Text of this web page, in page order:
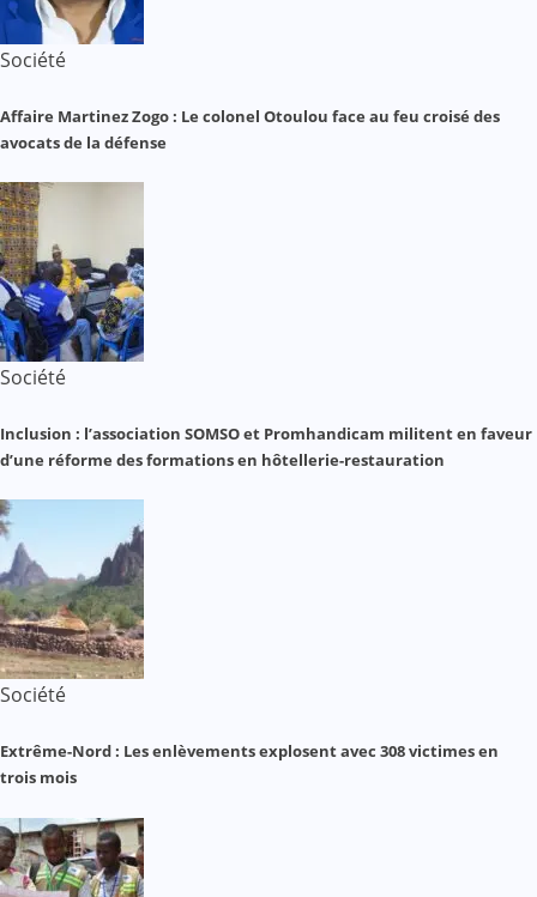
Société
Affaire Martinez Zogo : Le colonel Otoulou face au feu croisé des
avocats de la défense
Société
Inclusion : l’association SOMSO et Promhandicam militent en faveur
d’une réforme des formations en hôtellerie-restauration
Société
Extrême-Nord : Les enlèvements explosent avec 308 victimes en
trois mois